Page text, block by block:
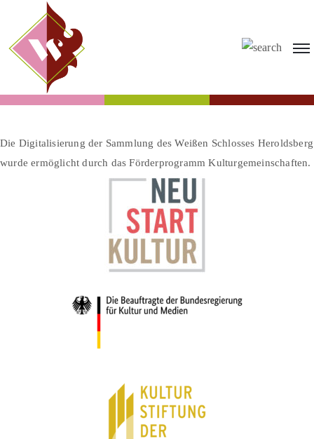
Die Digitalisierung der Sammlung des Weißen Schlosses Heroldsberg
wurde ermöglicht durch das Förderprogramm Kulturgemeinschaften.